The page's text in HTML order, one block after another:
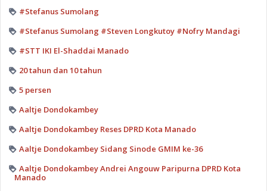
#Stefanus Sumolang
#Stefanus Sumolang #Steven Longkutoy #Nofry Mandagi
#STT IKI El-Shaddai Manado
20 tahun dan 10 tahun
5 persen
Aaltje Dondokambey
Aaltje Dondokambey Reses DPRD Kota Manado
Aaltje Dondokambey Sidang Sinode GMIM ke-36
Aaltje Dondokambey Andrei Angouw Paripurna DPRD Kota
Manado